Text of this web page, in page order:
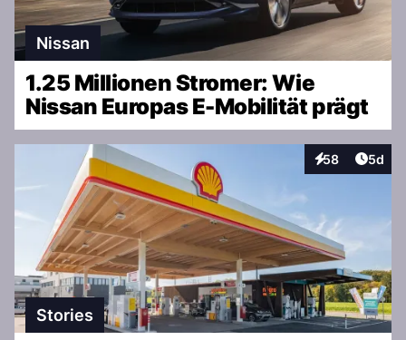
Nissan
1.25 Millionen Stromer: Wie
Nissan Europas E-Mobilität prägt
58
Interaktionen
5d
Stories